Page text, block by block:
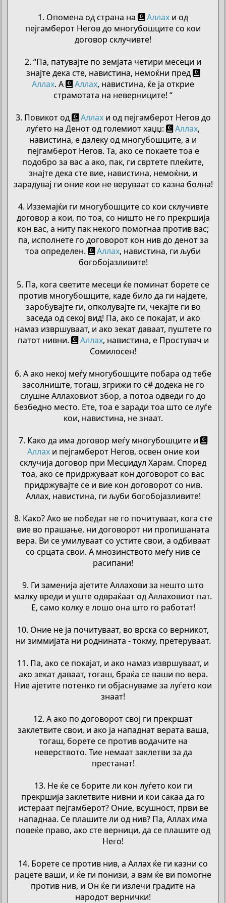
1. Опомена од страна на Аллах и од
пејгамберот Негов до многубошците со кои
договор склучивте!
2. “Па, патувајте по земјата четири месеци и
знајте дека сте, навистина, немоќни пред
Аллах. А Аллах, навистина, ќе ја открие
страмотата на неверниците! “
3. Повикот од
Аллахи од пејгамберот Негов до
луѓето на Денот од големиот хаџџ:
Аллах,
навистина, е далеку од многубошците, а и
пејгамберот Негов. Та, ако се покаете тоа е
подобро за вас а ако, пак, ги свртете плеќите,
знајте дека сте вие, навистина, немоќни, и
зарадувај ги оние кои не веруваат со казна болна!
4. Изземајќи ги многубошците со кои склучивте
договор а кои, по тоа, со ништо не го прекршија
кон вас, а ниту пак некого помогнаа против вас;
па, исполнете го договорот кон нив до денот за
тоа определен.
Аллах, навистина, ги љуби
богобојазливите!
5. Па, кога светите месеци ќе поминат борете се
против многубошците, каде било да ги најдете,
заробувајте ги, опколувајте ги, чекајте ги во
заседа од секој вид! Па, ако се покајат, и ако
намаз извршуваат, и ако зекат даваат, пуштете го
патот нивни.
Аллах, навистина, е Простувач и
Сомилосен!
6. А ако некој меѓу многубошците побара од тебе
засолниште, тогаш, згрижи го с# додека не го
слушне Аллаховиот збор, а потоа одведи го до
безбедно место. Ете, тоа е заради тоа што се луѓе
кои, навистина, не знаат.
7. Како да има договор меѓу многубошците и
Аллахи пејгамберот Негов, освен оние кои
склучија договор при Месџидул Харам. Според
тоа, ако се придржуваат кон договорот со вас
придржувајте се и вие кон договорот со нив.
Аллах, навистина, ги љуби богобојазливите!
8. Како? Ако ве победат не го почитуваат, кога сте
вие во прашање, ни договорот ни пропишаната
вера. Ви се умилуваат со устите свои, а одбиваат
со срцата свои. А мнозинството меѓу нив се
расипани!
9. Ги заменија ајетите Аллахови за нешто што
малку вреди и уште одвраќаат од Аллаховиот пат.
Е, само колку е лошо она што го работат!
10. Оние не ја почитуваат, во врска со верникот,
ни зиммијата ни роднината - токму, претеруваат.
11. Па, ако се покајат, и ако намаз извршуваат, и
ако зекат даваат, тогаш, браќа се ваши по вера.
Ние ајетите потенко ги објаснуваме за луѓето кои
знаат!
12. А ако по договорот свој ги прекршат
заклетвите свои, и ако ја нападнат верата ваша,
тогаш, борете се против водачите на
неверството. Тие немаат заклетви за да
престанат!
13. Не ќе се борите ли кон луѓето кои ги
прекршија заклетвите нивни и кои сакаа да го
истераат пејгамберот? Оние, всушност, први ве
нападнаа. Се плашите ли од нив? Па, Аллах има
повеќе право, ако сте верници, да се плашите од
Него!
14. Борете се против нив, а Аллах ќе ги казни со
рацете ваши, и ќе ги понизи, а вам ќе ви помогне
против нив, и Он ќе ги излечи градите на
народот вернички!